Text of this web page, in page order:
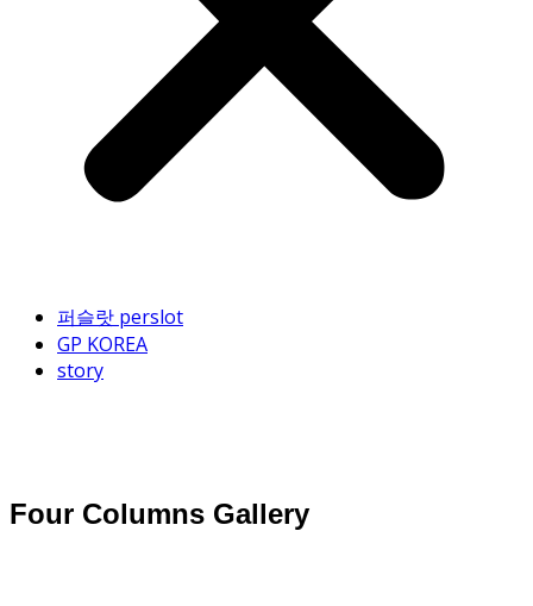
퍼슬랏 perslot
GP KOREA
story
Four Columns Gallery